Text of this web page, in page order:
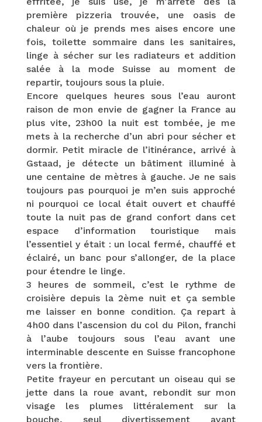
première pizzeria trouvée, une oasis de
chaleur où je prends mes aises encore une
fois, toilette sommaire dans les sanitaires,
linge à sécher sur les radiateurs et addition
salée à la mode Suisse au moment de
repartir, toujours sous la pluie.
Encore quelques heures sous l’eau auront
raison de mon envie de gagner la France au
plus vite, 23h00 la nuit est tombée, je me
mets à la recherche d’un abri pour sécher et
dormir. Petit miracle de l’itinérance, arrivé à
Gstaad, je détecte un bâtiment illuminé à
une centaine de mètres à gauche. Je ne sais
toujours pas pourquoi je m’en suis approché
ni pourquoi ce local était ouvert et chauffé
toute la nuit pas de grand confort dans cet
espace d’information touristique mais
l’essentiel y était : un local fermé, chauffé et
éclairé, un banc pour s’allonger, de la place
pour étendre le linge.
3 heures de sommeil, c’est le rythme de
croisière depuis la 2ème nuit et ça semble
me laisser en bonne condition. Ça repart à
4h00 dans l’ascension du col du Pilon, franchi
à l’aube toujours sous l’eau avant une
interminable descente en Suisse francophone
vers la frontière.
Petite frayeur en percutant un oiseau qui se
jette dans la roue avant, rebondit sur mon
visage les plumes littéralement sur la
bouche, seul divertissement avant